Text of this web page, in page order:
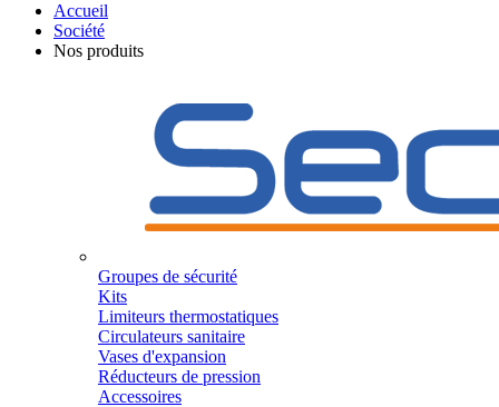
Accueil
Société
Nos produits
Groupes de sécurité
Kits
Limiteurs thermostatiques
Circulateurs sanitaire
Vases d'expansion
Réducteurs de pression
Accessoires